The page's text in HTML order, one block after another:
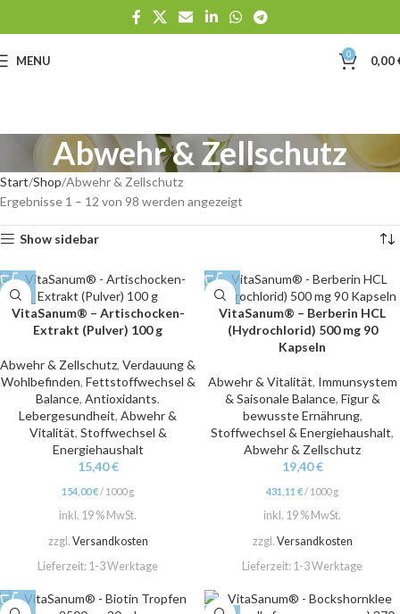
MENU 0 0,00
Abwehr & Zellschutz
Start Shop Abwehr & Zellschutz
Ergebnisse 1 – 12 von 98 werden angezeigt
Show sidebar
VitaSanum® – Artischocken-
Extrakt (Pulver) 100 g
Abwehr & Zellschutz, Verdauung &
Wohlbefinden, Fettstoffwechsel &
Balance, Antioxidants,
Lebergesundheit, Abwehr &
Vitalität, Stoffwechsel &
Energiehaushalt
15,40€
154,00€/ 1000 g
inkl. 19 % MwSt.
zzgl. Versandkosten
Lieferzeit: 1-3 Werktage
VitaSanum® – Berberin HCL
(Hydrochlorid) 500 mg 90
Kapseln
Abwehr & Vitalität, Immunsystem
& Saisonale Balance, Figur &
bewusste Ernährung,
Stoffwechsel & Energiehaushalt,
Abwehr & Zellschutz
19,40€
431,11 €/ 1000 g
inkl. 19 % MwSt.
zzgl. Versandkosten
Lieferzeit: 1-3 Werktage